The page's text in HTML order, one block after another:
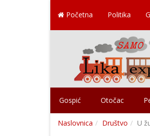
Početna Politika
Gospić Otočac
Naslovnica Društvo U